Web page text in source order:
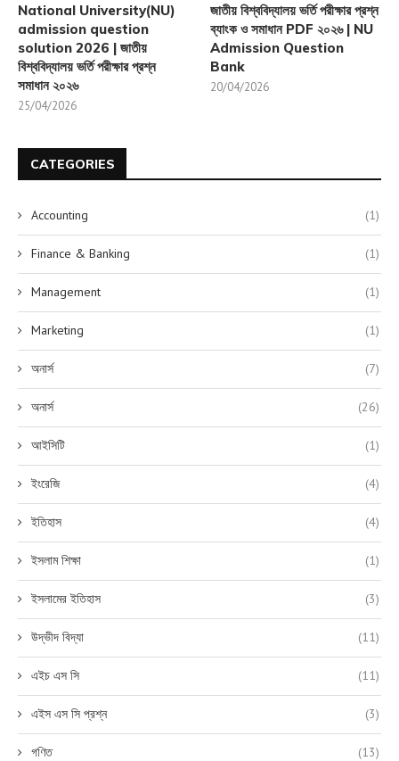
National University(NU)
admission question
solution 2026 | জাতীয়
বিশ্ববিদ্যালয় ভর্তি পরীক্ষার প্রশ্ন
সমাধান ২০২৬
25/04/2026
জাতীয় বিশ্ববিদ্যালয় ভর্তি পরীক্ষার প্রশ্ন
ব্যাংক ও সমাধান PDF ২০২৬ | NU
Admission Question
Bank
20/04/2026
CATEGORIES
Accounting (1)
Finance & Banking (1)
Management (1)
Marketing (1)
অনার্স (7)
অনার্স (26)
আইসিটি (1)
ইংরেজি (4)
ইতিহাস (4)
ইসলাম শিক্ষা (1)
ইসলামের ইতিহাস (3)
উদ্ভীদ বিদ্যা (11)
এইচ এস সি (11)
এইস এস সি প্রশ্ন (3)
গণিত (13)